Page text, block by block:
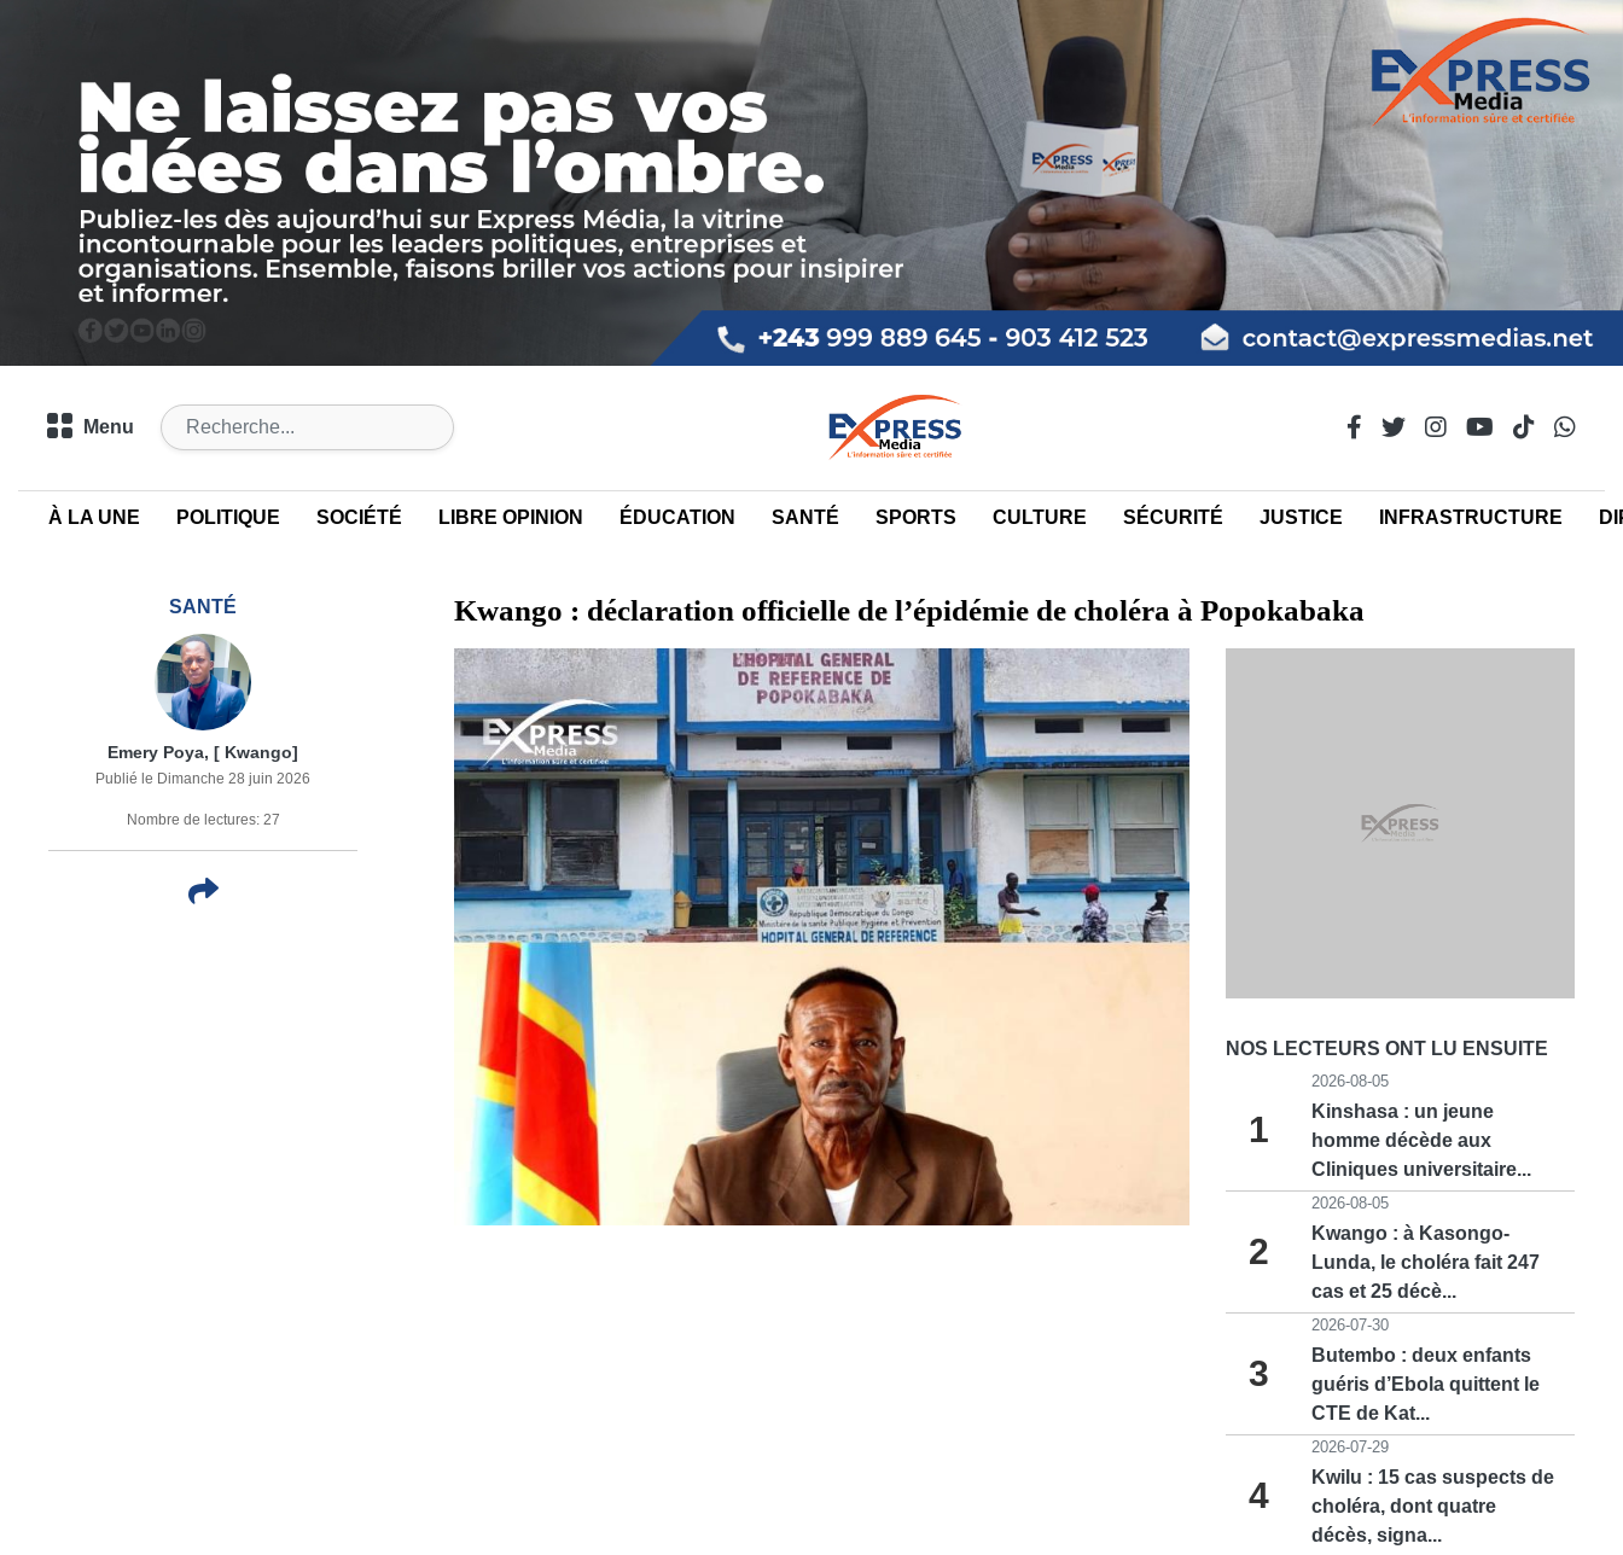
Menu
À LA UNE POLITIQUE SOCIÉTÉ LIBRE OPINION ÉDUCATION SANTÉ SPORTS CULTURE SÉCURITÉ JUSTICE INFRASTRUCTURE
SANTÉ
Emery Poya, [ Kwango]
Publié le Dimanche 28 juin 2026
Nombre de lectures: 27
Kwango : déclaration officielle de l’épidémie de choléra à Popokabaka
NOS LECTEURS ONT LU ENSUITE
1
2026-08-05
Kinshasa : un jeune
homme décède aux
Cliniques universitaire...
2
2026-08-05
Kwango : à Kasongo-
Lunda, le choléra fait 247
cas et 25 décè...
3
2026-07-30
Butembo : deux enfants
guéris d’Ebola quittent le
CTE de Kat...
4
2026-07-29
Kwilu : 15 cas suspects de
choléra, dont quatre
décès, signa...